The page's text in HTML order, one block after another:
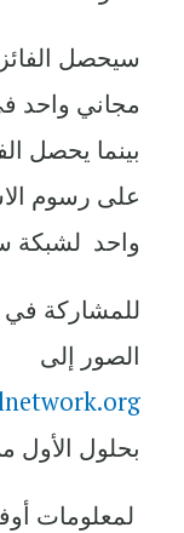
سيحصل
على رسوم
واحد لشبكة
للمشاركة في
الصور إلى
بحلول الأول من
لمعلومات